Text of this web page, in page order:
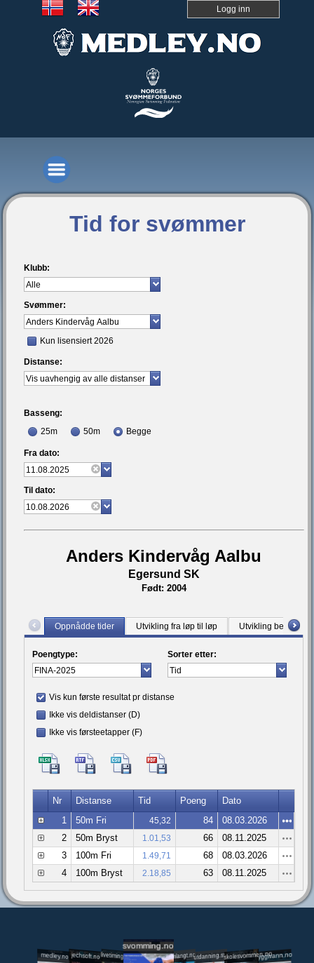
Logg inn
Tid for svømmer
Klubb:
Svømmer:
Kun lisensiert 2026
Distanse:
Basseng:
25m
50m Begge
Fra dato:
Til dato:
Anders Kindervåg Aalbu
Egersund SK
Født: 2004
Oppnådde tider Utvikling fra løp til løp Utvikling bestetid
Poengtype: Sorter etter:
Vis kun første resultat pr distanse
Ikke vis deldistanser (D)
Ikke vis førsteetapper (F)
Nr Distanse Tid Poeng
Dato
1
50m Fri 45,32 84
08.03.2026
2
50m Bryst 1.01,53 66
08.11.2025
3
100m Fri 1.49,71 68
08.03.2026
4
100m Bryst 2.18,85 63 08.11.2025
medley.no jechsoft.nolivetiming.medley.no
svomming.no
svomlangt.noutdanning.svomming.no
skolesvommen.notryggivann.no